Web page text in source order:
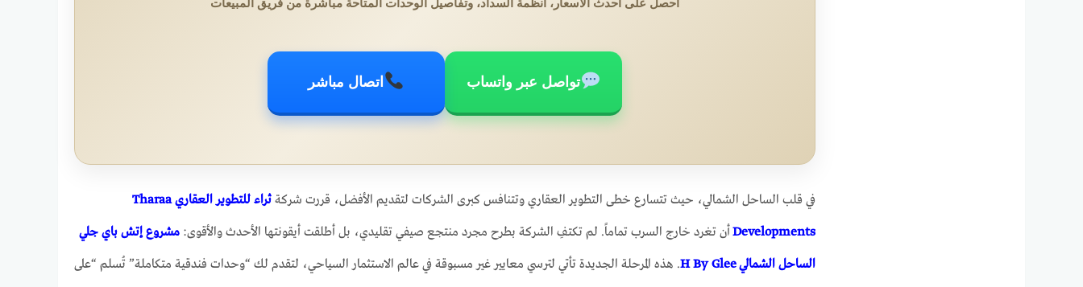
تواصل عبر واتساب اتصال مباشر
في قلب الساحل الشمالي، حيث تتسارع خطى التطوير العقاري وتتنافس كبرى الشركات لتقديم الأفضل، قررت شركة
ثراء للتطوير العقاري Tharaa
Developments أن تغرد خارج السرب تماماً. لم تكتفِ الشركة بطرح مجرد منتجع صيفي تقليدي، بل أطلقت أيقونتها الأحدث والأقوى: مشروع إتش باي جلي
الساحل الشماليH By Glee. هذه المرحلة الجديدة تأتي لترسي معايير غير مسبوقة في عالم الاستثمار السياحي، لتقدم لك “وحدات فندقية متكاملة” تُسلم “على